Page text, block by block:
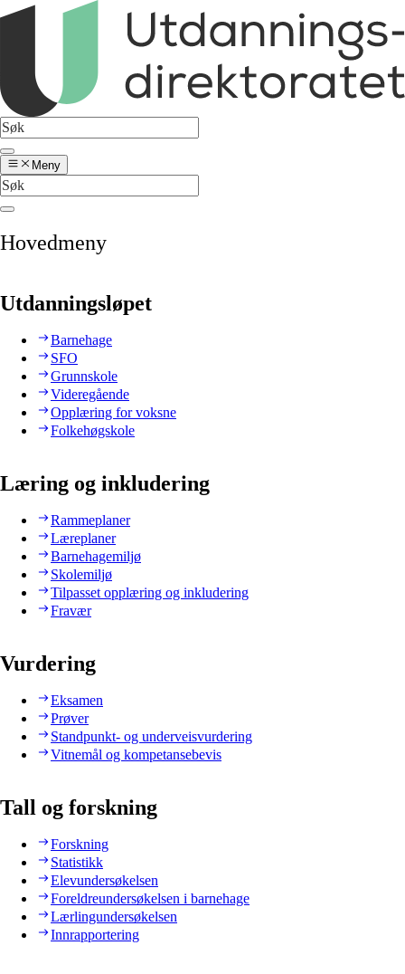
Meny
Hovedmeny
Utdanningsløpet
Barnehage
SFO
Grunnskole
Videregående
Opplæring for voksne
Folkehøgskole
Læring og inkludering
Rammeplaner
Læreplaner
Barnehagemiljø
Skolemiljø
Tilpasset opplæring og inkludering
Fravær
Vurdering
Eksamen
Prøver
Standpunkt- og underveisvurdering
Vitnemål og kompetansebevis
Tall og forskning
Forskning
Statistikk
Elevundersøkelsen
Foreldreundersøkelsen i barnehage
Lærlingundersøkelsen
Innrapportering